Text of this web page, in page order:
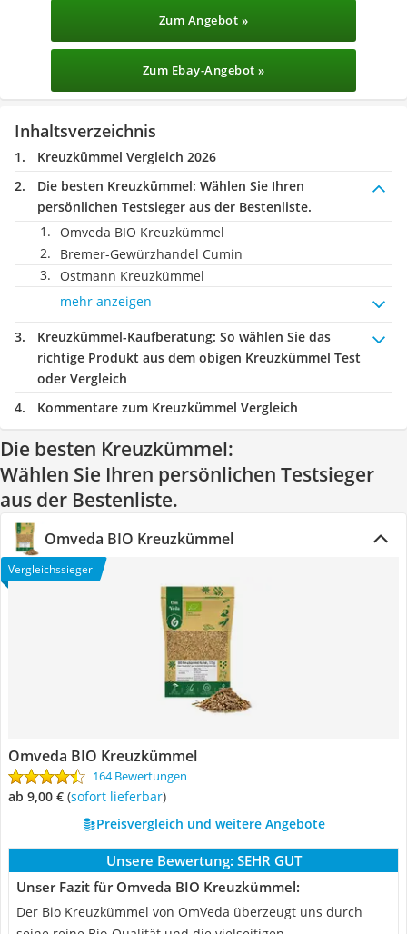
Zum Angebot »
Zum Ebay-Angebot »
Inhaltsverzeichnis
Kreuzkümmel Vergleich 2026
Die besten Kreuzkümmel: Wählen Sie Ihren
persönlichen Testsieger aus der Bestenliste.
Omveda BIO Kreuzkümmel
Bremer-Gewürzhandel Cumin
Ostmann Kreuzkümmel
mehr anzeigen
Kreuzkümmel-Kaufberatung: So wählen Sie das
richtige Produkt aus dem obigen Kreuzkümmel Test
oder Vergleich
Kommentare zum Kreuzkümmel Vergleich
Die besten Kreuzkümmel:
Wählen Sie Ihren persönlichen Testsieger
aus der Bestenliste.
Omveda BIO Kreuzkümmel
Vergleichssieger
Omveda BIO Kreuzkümmel
164 Bewertungen
ab 9,00 € ( Sofort lieferbar)
Preisvergleich und weitere Angebote
Unsere Bewertung: SEHR GUT
Unser Fazit für Omveda BIO Kreuzkümmel:
Der Bio Kreuzkümmel von OmVeda überzeugt uns durch